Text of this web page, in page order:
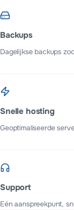
Backups
Dagelijkse backups
Snelle hosting
Geoptimaliseerde
Support
Eén aanspreekpunt,